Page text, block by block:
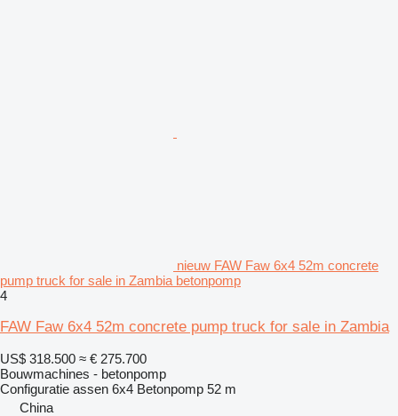
nieuw FAW Faw 6x4 52m concrete
pump truck for sale in Zambia betonpomp
4
FAW Faw 6x4 52m concrete pump truck for sale in Zambia
US$ 318.500 ≈ € 275.700
Bouwmachines - betonpomp
Configuratie assen 6x4 Betonpomp 52 m
China